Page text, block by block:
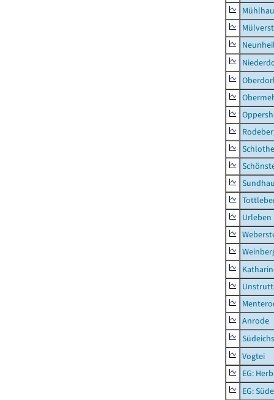
Urleben
Anrode
Vogtei
EG:
EG: